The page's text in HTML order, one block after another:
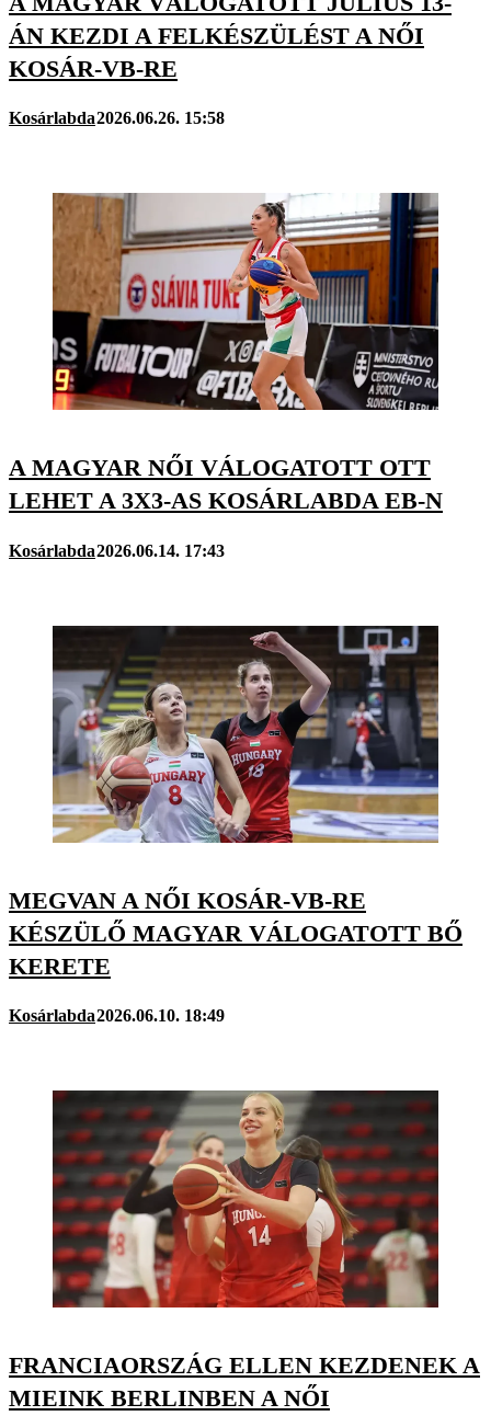
ÁN KEZDI A FELKÉSZÜLÉST A NŐI
KOSÁR-VB-RE
Kosárlabda2026.06.26. 15:58
A MAGYAR NŐI VÁLOGATOTT OTT
LEHET A 3X3-AS KOSÁRLABDA EB-N
Kosárlabda2026.06.14. 17:43
MEGVAN A NŐI KOSÁR-VB-RE
KÉSZÜLŐ MAGYAR VÁLOGATOTT BŐ
KERETE
Kosárlabda2026.06.10. 18:49
FRANCIAORSZÁG ELLEN KEZDENEK A
MIEINK BERLINBEN A NŐI